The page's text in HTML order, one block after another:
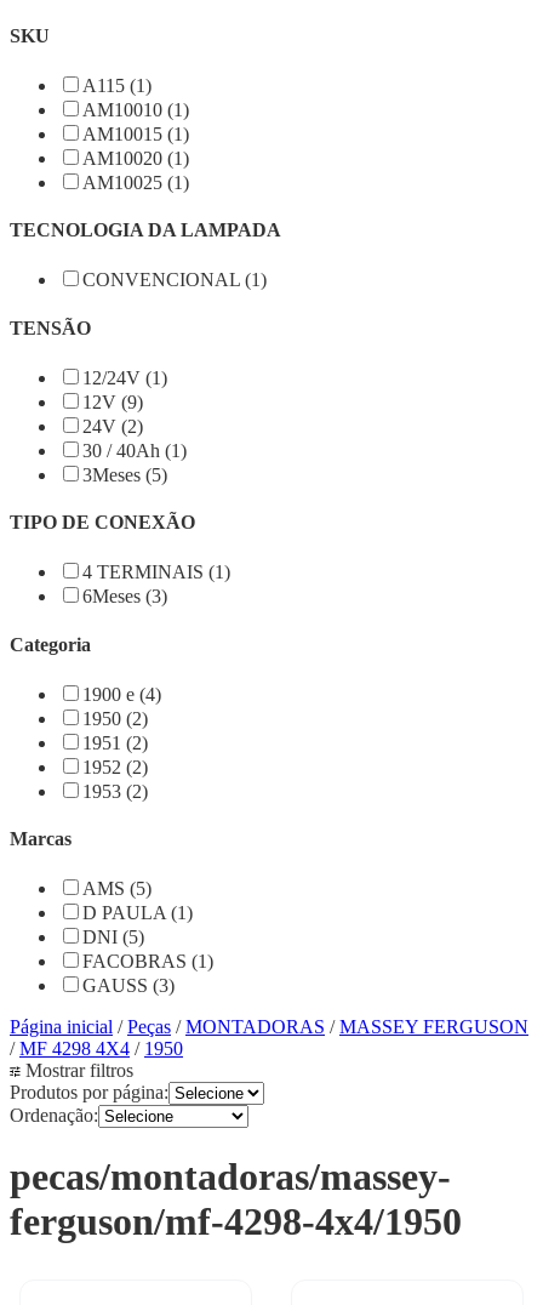
SKU
A115 (1)
AM10010 (1)
AM10015 (1)
AM10020 (1)
AM10025 (1)
TECNOLOGIA DA LAMPADA
CONVENCIONAL (1)
TENSÃO
12/24V (1)
12V (9)
24V (2)
30 / 40Ah (1)
3Meses (5)
TIPO DE CONEXÃO
4 TERMINAIS (1)
6Meses (3)
Categoria
1900 e (4)
1950 (2)
1951 (2)
1952 (2)
1953 (2)
Marcas
AMS (5)
D PAULA (1)
DNI (5)
FACOBRAS (1)
GAUSS (3)
Página inicial /Peças /MONTADORAS /MASSEY FERGUSON
/MF 4298 4X4 / 1950
Mostrar filtros
Produtos por página:
Ordenação:
pecas/montadoras/massey-
ferguson/mf-4298-4x4/1950